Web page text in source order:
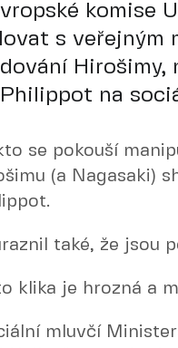
komise
s veřejným
na
se pokouší
(a Nagasaki)
také, že jsou
klika je hrozná a
mluvčí